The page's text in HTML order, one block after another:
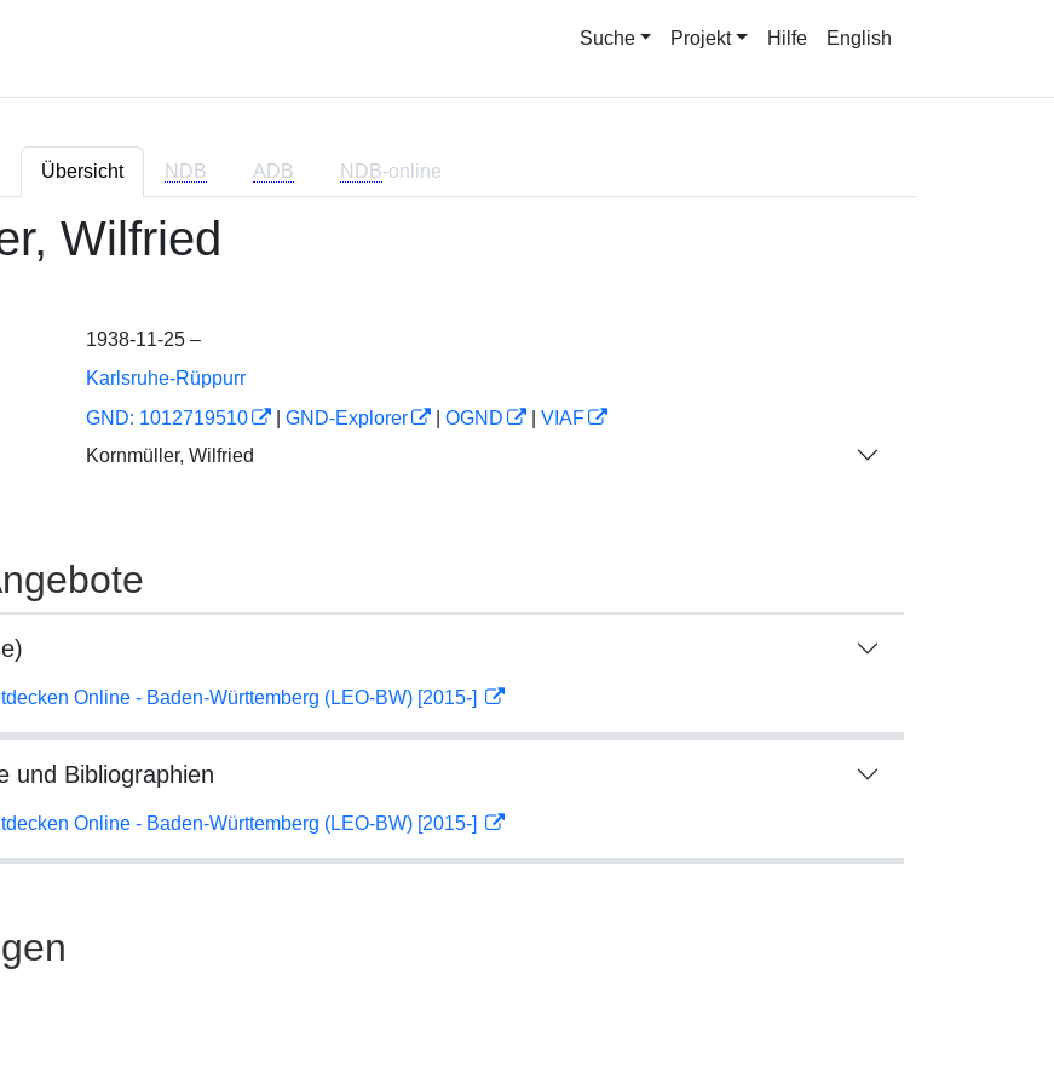
Suche Projekt Hilfe English
Übersicht NDB ADB NDB-online
Wilfried
1938-11-25 –
Karlsruhe-Rüppurr
GND: 1012719510 GND-Explorer OGND
VIAF
Kornmüller, Wilfried
Online - Baden-Württemberg (LEO-BW) [2015-]
und Bibliographien
Online - Baden-Württemberg (LEO-BW) [2015-]